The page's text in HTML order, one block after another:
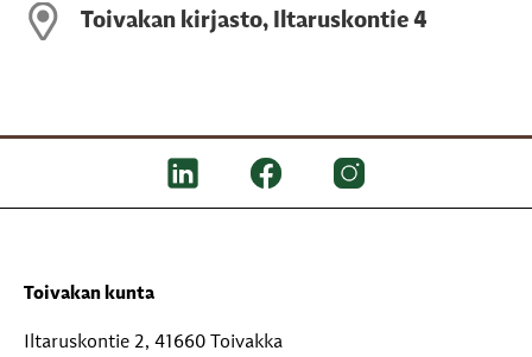
Toivakan kirjasto, Iltaruskontie 4
Toivakan kunta
Iltaruskontie 2, 41660 Toivakka